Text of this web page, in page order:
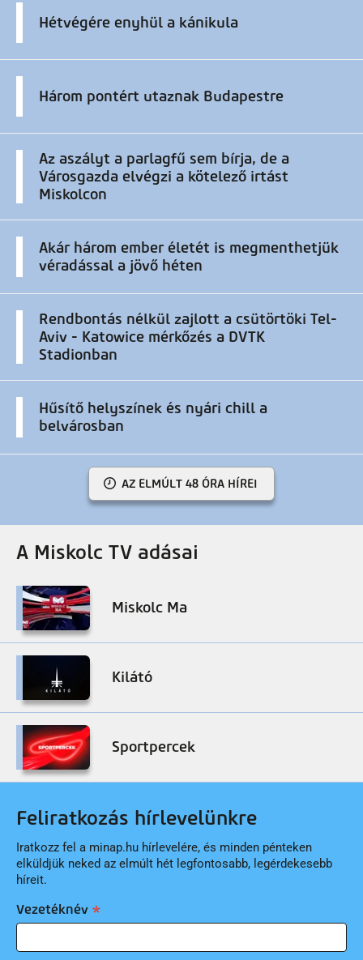
Hétvégére enyhül a kánikula
Három pontért utaznak Budapestre
Az aszályt a parlagfű sem bírja, de a
Városgazda elvégzi a kötelező irtást
Miskolcon
Akár három ember életét is megmenthetjük
véradással a jövő héten
Rendbontás nélkül zajlott a csütörtöki Tel-
Aviv - Katowice mérkőzés a DVTK
Stadionban
Hűsítő helyszínek és nyári chill a
belvárosban
AZ ELMÚLT 48 ÓRA HÍREI
A Miskolc TV adásai
Miskolc Ma
Kilátó
Sportpercek
Feliratkozás hírlevelünkre
Iratkozz fel a minap.hu hírlevelére, és minden pénteken
elküldjük neked az elmúlt hét legfontosabb, legérdekesebb
híreit.
Vezetéknév